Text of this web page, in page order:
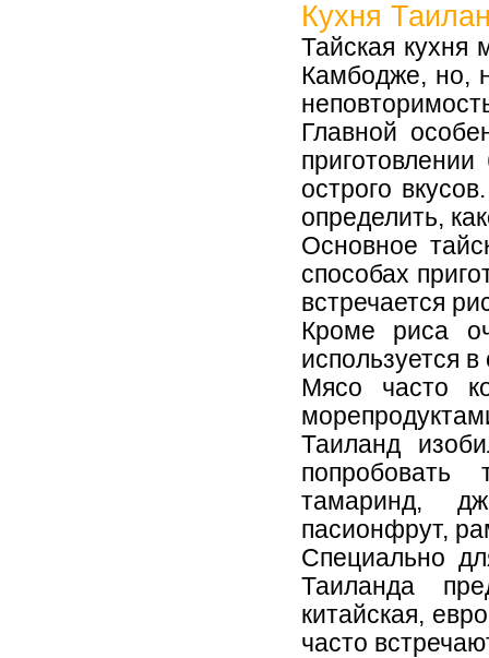
Кухня
Тайская кухня
Камбодже, но,
Главной
острого
определить,
Основное
способах
встречается
Кроме риса
используется
Мясо часто
Таиланд
попробовать
тамаринд,
пасионфрут,
Специально
Таиланда
китайская,
часто